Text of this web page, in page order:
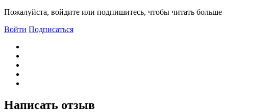
Пожалуйста, войдите или подпишитесь, чтобы читать больше
Войти Подписаться
Написать отзыв